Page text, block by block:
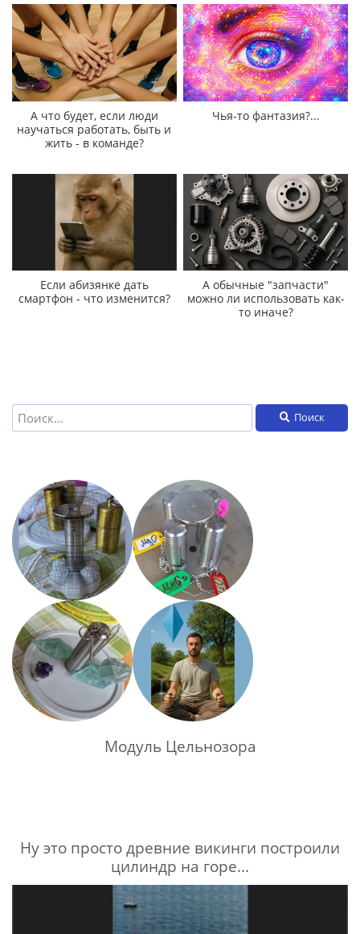
А что будет, если люди
научаться работать, быть и
жить - в команде?
Чья-то фантазия?...
Если абизянке дать
смартфон - что изменится?
А обычные "запчасти"
можно ли использовать как-
то иначе?
Поиск
Модуль Цельнозора
Ну это просто древние викинги построили
цилиндр на горе...